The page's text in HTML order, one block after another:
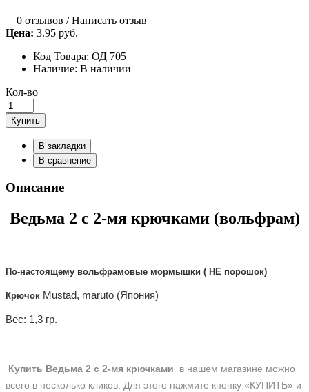
0 отзывов /Написать отзыв
Цена: 3.95 руб.
Код Товара: ОД 705
Наличие: В наличии
Кол-во
Купить
В закладки
В сравнение
Описание
Ведьма 2 с 2-мя крючками (вольфрам)
По-настоящему вольфрамовые мормышки ( НЕ порошок)
Крючок Mustad, maruto (Япония)
Вес: 1,3 гр.
Купить Ведьма 2 с 2-мя крючками
в нашем магазине можно
всего в несколько кликов. Для этого нажмите кнопку «КУПИТЬ» и